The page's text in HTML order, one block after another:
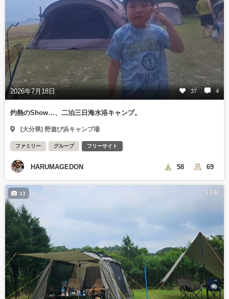
2026年7月18日 37 4
灼熱のShow…、二泊三日海水浴キャンプ。
[大分県] 野遊び浜キャンプ場
ファミリー グループ フリーサイト
HARUMAGEDON 58 69
6日前
13